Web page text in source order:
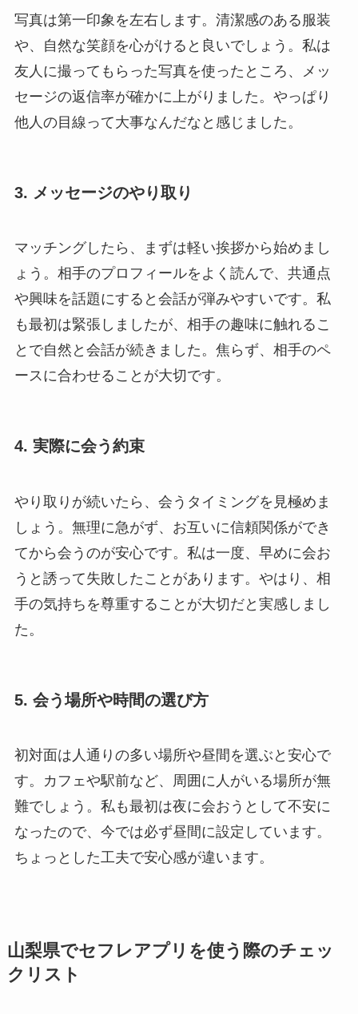
写真は第一印象を左右します。清潔感のある服装
や、自然な笑顔を心がけると良いでしょう。私は
友人に撮ってもらった写真を使ったところ、メッ
セージの返信率が確かに上がりました。やっぱり
他人の目線って大事なんだなと感じました。
3. メッセージのやり取り
マッチングしたら、まずは軽い挨拶から始めまし
ょう。相手のプロフィールをよく読んで、共通点
や興味を話題にすると会話が弾みやすいです。私
も最初は緊張しましたが、相手の趣味に触れるこ
とで自然と会話が続きました。焦らず、相手のペ
ースに合わせることが大切です。
4. 実際に会う約束
やり取りが続いたら、会うタイミングを見極めま
しょう。無理に急がず、お互いに信頼関係ができ
てから会うのが安心です。私は一度、早めに会お
うと誘って失敗したことがあります。やはり、相
手の気持ちを尊重することが大切だと実感しまし
た。
5. 会う場所や時間の選び方
初対面は人通りの多い場所や昼間を選ぶと安心で
す。カフェや駅前など、周囲に人がいる場所が無
難でしょう。私も最初は夜に会おうとして不安に
なったので、今では必ず昼間に設定しています。
ちょっとした工夫で安心感が違います。
山梨県でセフレアプリを使う際のチェッ
クリスト